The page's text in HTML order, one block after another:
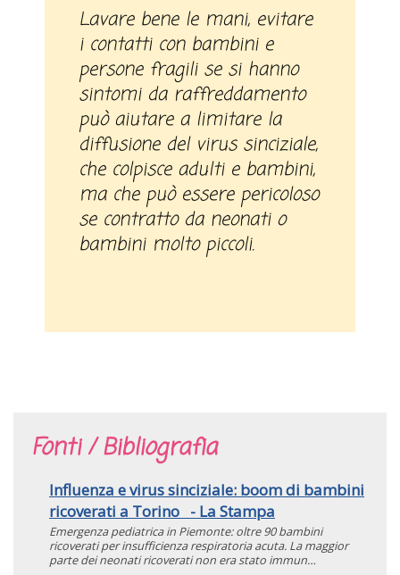
Lavare bene le mani, evitare
i contatti con bambini e
persone fragili se si hanno
sintomi da raffreddamento
può aiutare a limitare la
diffusione del virus sinciziale,
che colpisce adulti e bambini,
ma che può essere pericoloso
se contratto da neonati o
bambini molto piccoli.
Fonti / Bibliografia
Influenza e virus sinciziale: boom di bambini
ricoverati a Torino - La Stampa
Emergenza pediatrica in Piemonte: oltre 90 bambini
ricoverati per insufficienza respiratoria acuta. La maggior
parte dei neonati ricoverati non era stato immun…